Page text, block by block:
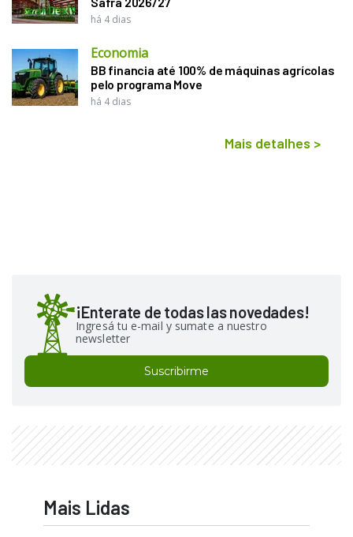
há 4 dias
Economia
BB financia até 100% de máquinas agrícolas
pelo programa Move
há 4 dias
Mais detalhes >
¡Enterate de todas las novedades!
Ingresá tu e-mail y sumate a nuestro
newsletter
Suscribirme
Mais Lidas